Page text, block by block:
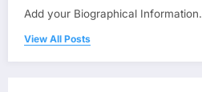
Add your Biographical Information.
View All Posts